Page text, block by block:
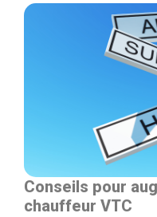
Conseils pour
chauffeur VTC